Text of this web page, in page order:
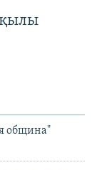
община"